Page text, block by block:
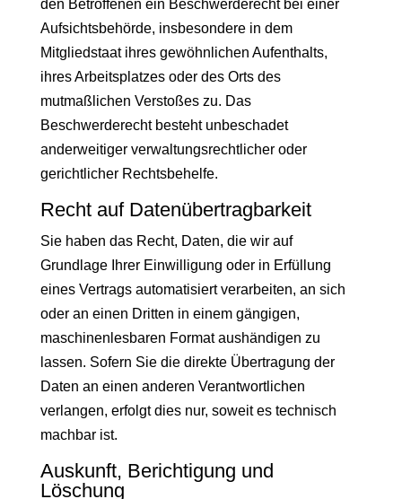
den Betroffenen ein Beschwerderecht bei einer
Aufsichtsbehörde, insbesondere in dem
Mitgliedstaat ihres gewöhnlichen Aufenthalts,
ihres Arbeitsplatzes oder des Orts des
mutmaßlichen Verstoßes zu. Das
Beschwerderecht besteht unbeschadet
anderweitiger verwaltungsrechtlicher oder
gerichtlicher Rechtsbehelfe.
Recht auf Daten­übertrag­barkeit
Sie haben das Recht, Daten, die wir auf
Grundlage Ihrer Einwilligung oder in Erfüllung
eines Vertrags automatisiert verarbeiten, an sich
oder an einen Dritten in einem gängigen,
maschinenlesbaren Format aushändigen zu
lassen. Sofern Sie die direkte Übertragung der
Daten an einen anderen Verantwortlichen
verlangen, erfolgt dies nur, soweit es technisch
machbar ist.
Auskunft, Berichtigung und
Löschung